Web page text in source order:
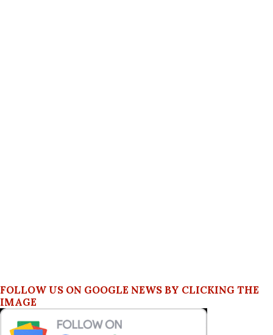
FOLLOW US ON GOOGLE NEWS BY CLICKING THE
IMAGE